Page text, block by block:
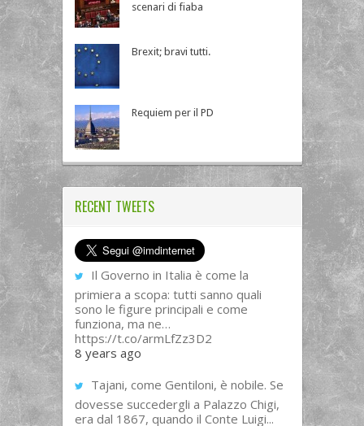
scenari di fiaba
Brexit; bravi tutti.
Requiem per il PD
RECENT TWEETS
Il Governo in Italia è come la
primiera a scopa: tutti sanno quali
sono le figure principali e come
funziona, ma ne…
https://t.co/armLfZz3D2
8 years ago
Tajani, come Gentiloni, è nobile. Se
dovesse succedergli a Palazzo Chigi,
era dal 1867, quando il Conte Luigi...